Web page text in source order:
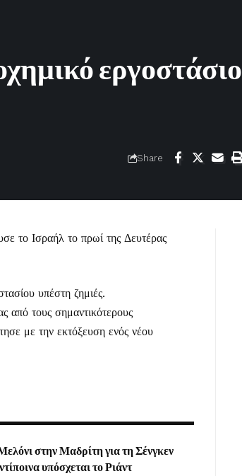
εργοστάσιο
Share
το Ισραήλ το πρωί της Δευτέρας
υπέστη ζημιές.
τους σημαντικότερους
με την εκτόξευση ενός νέου
στην Μαδρίτη για τη Σένγκεν
υπόσχεται το Ριάντ